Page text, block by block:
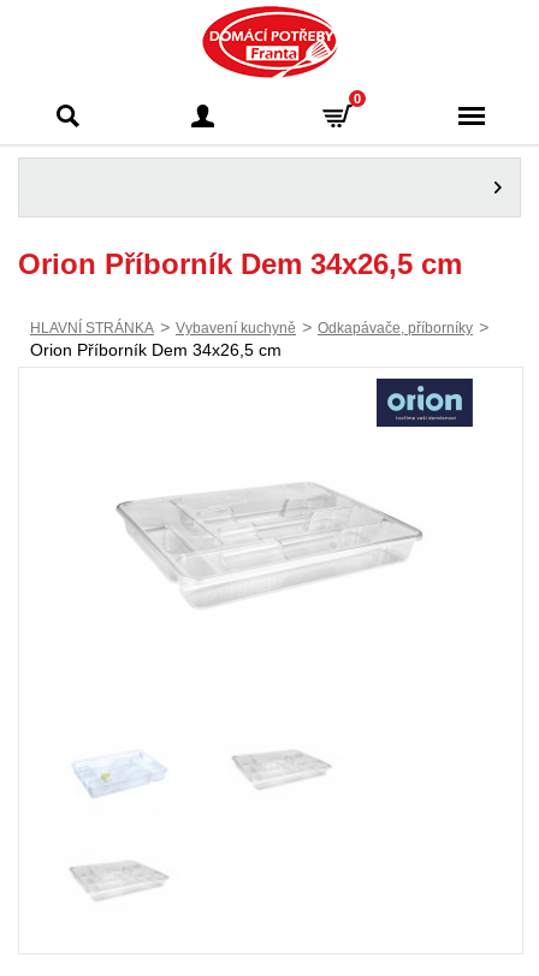
Franta - Příbram
0
Orion Příborník Dem 34x26,5 cm
HLAVNÍ STRÁNKA > Vybavení kuchyně > Odkapávače, příborníky >
Orion Příborník Dem 34x26,5 cm